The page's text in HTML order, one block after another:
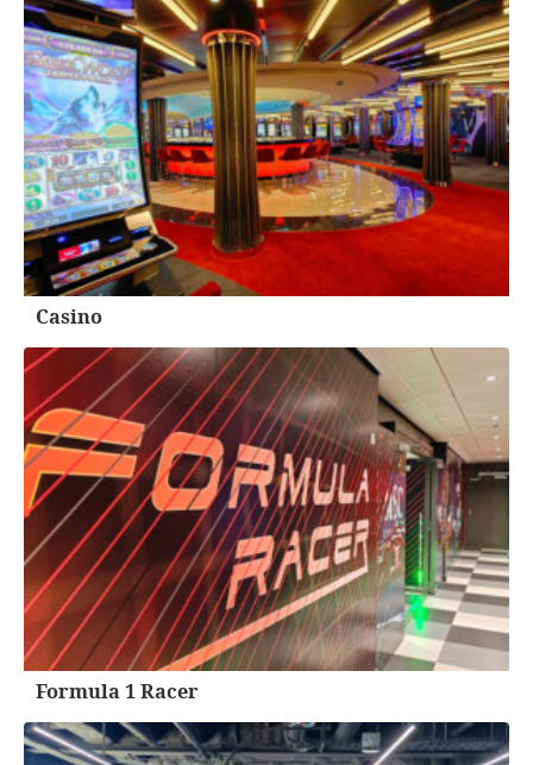
Casino
Formula 1 Racer